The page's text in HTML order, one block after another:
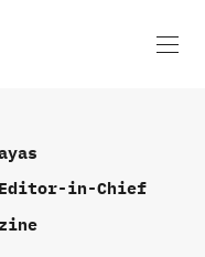
Editor-in-Chief